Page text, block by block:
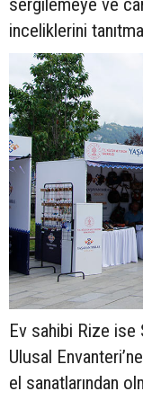
inceliklerini
Ev sahibi Rize
Ulusal
el sanatlarından